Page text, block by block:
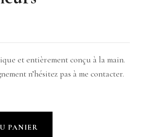
et entièrement conçu à la main.
n’hésitez pas à me contacter.
PANIER